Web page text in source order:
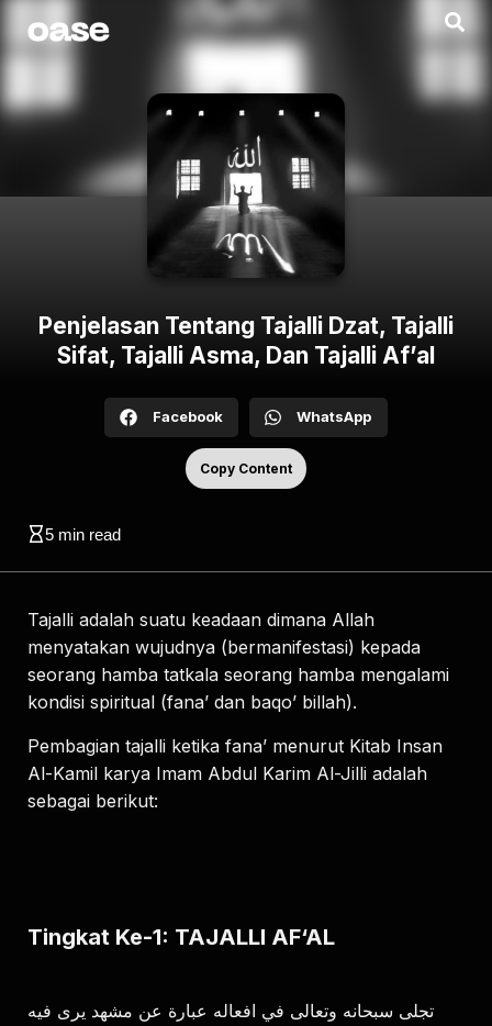
Penjelasan Tentang Tajalli Dzat, Tajalli
Sifat, Tajalli Asma, Dan Tajalli Af’al
Facebook WhatsApp
Copy Content
5 min read
Tajalli adalah suatu keadaan dimana Allah
menyatakan wujudnya (bermanifestasi) kepada
seorang hamba tatkala seorang hamba mengalami
kondisi spiritual (fana’ dan baqo’ billah).
Pembagian tajalli ketika fana’ menurut Kitab Insan
Al-Kamil karya Imam Abdul Karim Al-Jilli adalah
sebagai berikut:
Tingkat Ke-1: TAJALLI AF‘AL
تجلى سبحانه وتعالى في افعاله عبارة عن مشهد يرى فيه